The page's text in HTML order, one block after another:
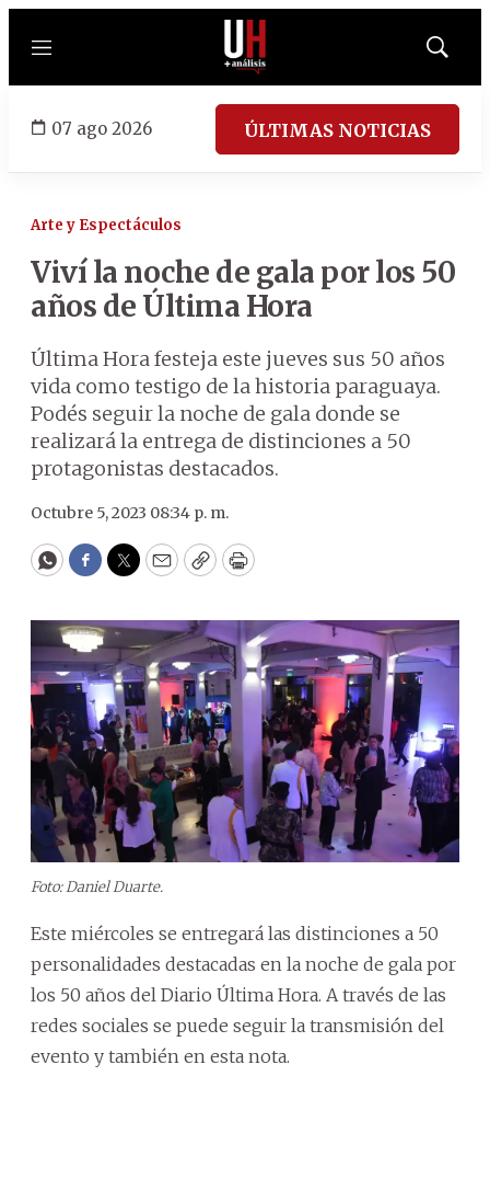
Menú
Mostrar
07 ago 2026 ÚLTIMAS NOTICIAS
Arte y Espectáculos
Viví la noche de gala por los 50
años de Última Hora
Última Hora festeja este jueves sus 50 años
vida como testigo de la historia paraguaya.
Podés seguir la noche de gala donde se
realizará la entrega de distinciones a 50
protagonistas destacados.
Octubre 5, 2023 08:34 p. m.
WhatsApp
Facebook
Twitter
EmailCopyPrint
Foto: Daniel Duarte.
Este miércoles se entregará las distinciones a 50
personalidades destacadas en la noche de gala por
los 50 años del Diario Última Hora. A través de las
redes sociales se puede seguir la transmisión del
evento y también en esta nota.